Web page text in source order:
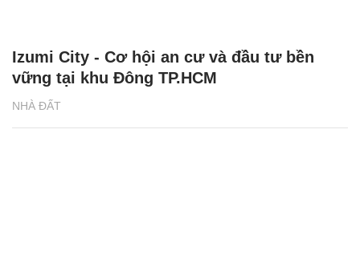
NHÀ ĐẤT
Izumi City - Cơ hội an cư và đầu tư bền
vững tại khu Đông TP.HCM